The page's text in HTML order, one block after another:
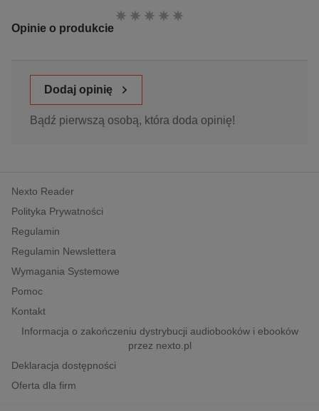
Opinie o produkcie
Ocena:
Dodaj opinię
Bądź pierwszą osobą, która doda opinię!
Nexto Reader
Polityka Prywatności
Regulamin
Regulamin Newslettera
Wymagania Systemowe
Pomoc
Kontakt
Informacja o zakończeniu dystrybucji audiobooków i ebooków
przez nexto.pl
Deklaracja dostępności
Oferta dla firm